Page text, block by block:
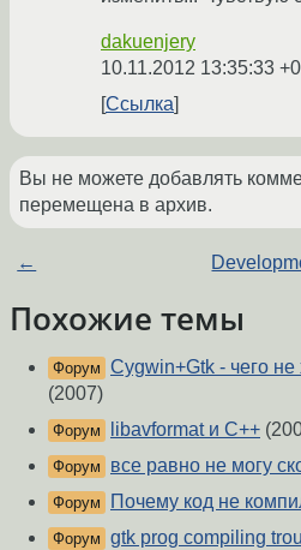
dakuenjery
10.11.2012 13:35:33
Ссылка
Вы не можете добавлять
перемещена в архив.
←
Похожие темы
Форум Cygwin+Gtk - чего не
(2007)
Форум libavformat и C++
Форум все равно не могу
Форум Почему код не
Форум gtk prog compiling